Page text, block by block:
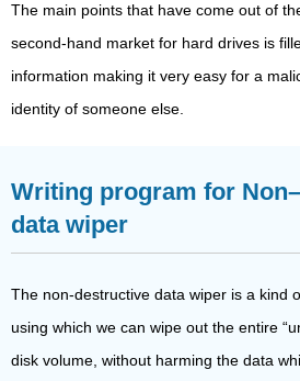
The main points that have come out of
second-hand market for hard drives is
information making it very easy for a
identity of someone else.
Writing program for
data wiper
The non-destructive data wiper is a kind
using which we can wipe out the entire
disk volume, without harming the data